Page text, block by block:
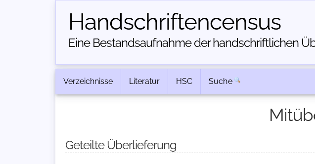
Handschriften­census
Eine Bestandsaufnahme der handschriftlichen
Verzeichnisse Literatur HSC Suche
Geteilte Überlieferung